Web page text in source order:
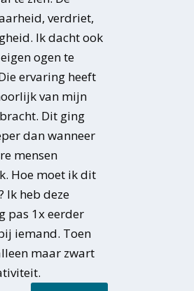
verdriet,
Ik dacht ook
ogen te
ervaring heeft
van mijn
Dit ging
dan wanneer
mensen
Hoe moet ik dit
Ik heb deze
pas 1x eerder
iemand. Toen
maar zwart